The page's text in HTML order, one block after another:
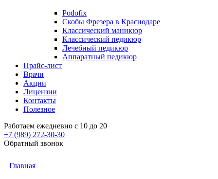
Podofix
Скобы Фрезера в Краснодаре
Классический маникюр
Классический педикюр
Лечебный педикюр
Аппаратный педикюр
Прайс-лист
Врачи
Акции
Лицензии
Контакты
Полезное
Работаем ежедневно с 10 до 20
+7 (989) 272-30-30
Обратный звонок
Главная